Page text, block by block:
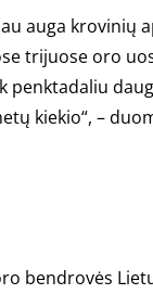
auga krovinių
trijuose oro
kiekio“, –
bendrovės